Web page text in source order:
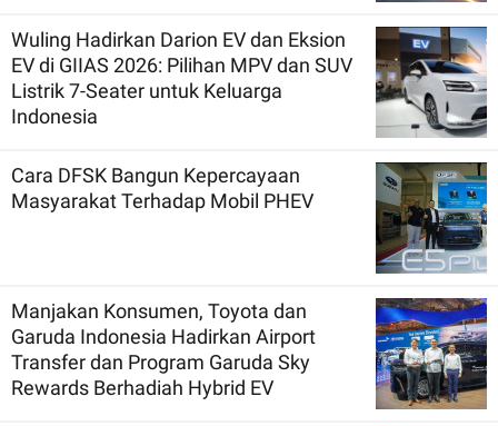
Wuling Hadirkan Darion EV dan Eksion
EV di GIIAS 2026: Pilihan MPV dan SUV
Listrik 7-Seater untuk Keluarga
Indonesia
Cara DFSK Bangun Kepercayaan
Masyarakat Terhadap Mobil PHEV
Manjakan Konsumen, Toyota dan
Garuda Indonesia Hadirkan Airport
Transfer dan Program Garuda Sky
Rewards Berhadiah Hybrid EV